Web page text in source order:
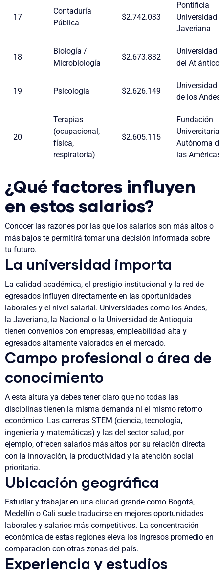
17
Contaduría
Pública
$2.742.033
Pontificia
Universidad
Javeriana
18
Biología /
Microbiología
$2.673.832
Universidad
del Atlántico
19 Psicología $2.626.149
Universidad
de los
20
Terapias
(ocupacional,
física,
respiratoria)
$2.605.115
Fundación
Universitaria
Autónoma
las
¿Qué factores influyen
en estos salarios?
Conocer las razones por las que los salarios son más altos o
más bajos te permitirá tomar una decisión informada sobre
tu futuro.
La universidad importa
La calidad académica, el prestigio institucional y la red de
egresados influyen directamente en las oportunidades
laborales y el nivel salarial. Universidades como los Andes,
la Javeriana, la Nacional o la Universidad de Antioquia
tienen convenios con empresas, empleabilidad alta y
egresados altamente valorados en el mercado.
Campo profesional o área de
conocimiento
A esta altura ya debes tener claro que no todas las
disciplinas tienen la misma demanda ni el mismo retorno
económico. Las carreras STEM (ciencia, tecnología,
ingeniería y matemáticas) y las del sector salud, por
ejemplo, ofrecen salarios más altos por su relación directa
con la innovación, la productividad y la atención social
prioritaria.
Ubicación geográfica
Estudiar y trabajar en una ciudad grande como Bogotá,
Medellín o Cali suele traducirse en mejores oportunidades
laborales y salarios más competitivos. La concentración
económica de estas regiones eleva los ingresos promedio en
comparación con otras zonas del país.
Experiencia y estudios